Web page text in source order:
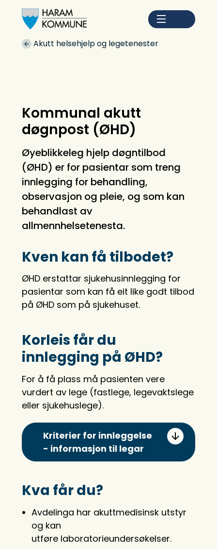
Du er her:
Akutt helsehjelp og legetenester
Kommunal akutt
døgnpost (ØHD)
Øyeblikkeleg hjelp døgntilbod
(ØHD) er for pasientar som treng
innlegging for behandling,
observasjon og pleie, og som kan
behandlast av
allmennhelsetenesta.
Kven kan få tilbodet?
ØHD erstattar sjukehusinnlegging for
pasientar som kan få eit like godt tilbod
på ØHD som på sjukehuset.
Korleis får du
innlegging på ØHD?
For å få plass må pasienten vere
vurdert av lege (fastlege, legevaktslege
eller sjukehuslege).
Kriterier for innleggelse
- informasjon til legar
Kva får du?
Avdelinga har akuttmedisinsk utstyr
og kan
utføre laboratorieundersøkelser.